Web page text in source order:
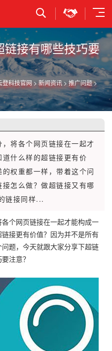
立即提交
接有哪些技巧要
登科技官网 > 新闻资讯 > 推广问题>
将各个网页链接在一起才
什么样的超链接更有价
权重都一样，带着这个问
怎么做？做超链接又有哪
链接同样...
个网页链接在一起才能构成一
接更有价值？因为并不是所有
题，今天就跟大家分享下超链
注意？